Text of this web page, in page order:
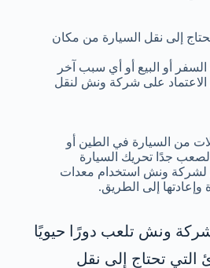
من السيارة في الطين أو
جدًا تحريك السيارة
لشركة ونش استخدام معدات
إلى الطريق.
إلى نقل السيارة من مكان
أو البيع أو أي سبب آخر
الاعتماد على شركة ونش لنقل
ونش تلعب دورًا حيويًا
التي تحتاج إلى نقل